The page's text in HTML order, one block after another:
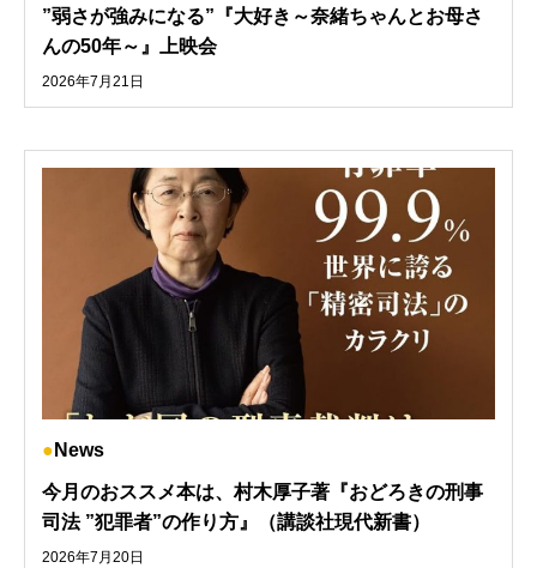
”弱さが強みになる”『大好き～奈緒ちゃんとお母さ
んの50年～』上映会
2026年7月21日
News
今月のおススメ本は、村木厚子著『おどろきの刑事
司法 ”犯罪者”の作り方』（講談社現代新書）
2026年7月20日